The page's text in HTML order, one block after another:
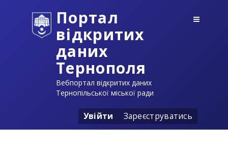
Портал
відкритих
даних
Тернополя
Вебпортал відкритих даних
Тернопільської міської ради
Увійти Зареєструватись